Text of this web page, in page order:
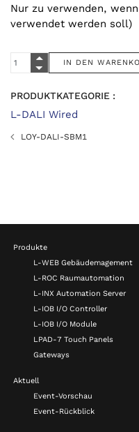
Nur zu verwenden,
verwendet werden soll)
PRODUKTKATEGORIE :
L-DALI Wired
LOY-DALI-SBM1
Produkte
L-WEB Gebäudemagement
L-ROC Raumautomation
L-INX Automation Server
L-IOB I/O Controller
L-IOB I/O Module
LPAD-7 Touch Panels
Gateways
Aktuell
Event-Vorschau
Event-Rückblick